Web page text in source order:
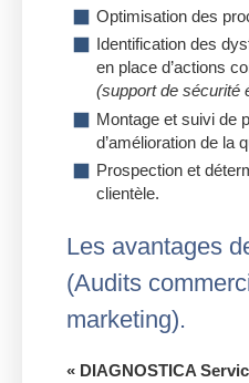
Optimisation des
Identification des
en place d’actions
(support de sécurité
Montage et suivi de
d’amélioration de la
Prospection et
clientèle.
Les avantages
(Audits
marketing).
« DIAGNOSTICA